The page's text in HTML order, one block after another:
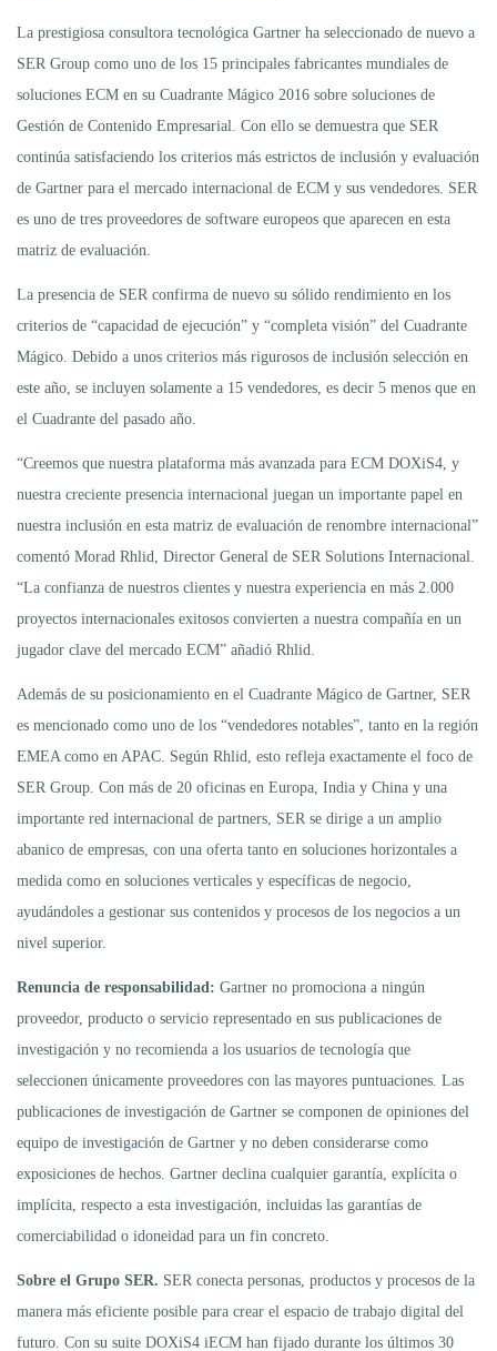
La prestigiosa consultora tecnológica Gartner ha seleccionado de nuevo a
SER Group como uno de los 15 principales fabricantes mundiales de
soluciones ECM en su Cuadrante Mágico 2016 sobre soluciones de
Gestión de Contenido Empresarial. Con ello se demuestra que SER
continúa satisfaciendo los criterios más estrictos de inclusión y evaluación
de Gartner para el mercado internacional de ECM y sus vendedores. SER
es uno de tres proveedores de software europeos que aparecen en esta
matriz de evaluación.
La presencia de SER confirma de nuevo su sólido rendimiento en los
criterios de “capacidad de ejecución” y “completa visión” del Cuadrante
Mágico. Debido a unos criterios más rigurosos de inclusión selección en
este año, se incluyen solamente a 15 vendedores, es decir 5 menos que en
el Cuadrante del pasado año.
“Creemos que nuestra plataforma más avanzada para ECM DOXiS4, y
nuestra creciente presencia internacional juegan un importante papel en
nuestra inclusión en esta matriz de evaluación de renombre internacional”
comentó Morad Rhlid, Director General de SER Solutions Internacional.
“La confianza de nuestros clientes y nuestra experiencia en más 2.000
proyectos internacionales exitosos convierten a nuestra compañía en un
jugador clave del mercado ECM” añadió Rhlid.
Además de su posicionamiento en el Cuadrante Mágico de Gartner, SER
es mencionado como uno de los “vendedores notables”, tanto en la región
EMEA como en APAC. Según Rhlid, esto refleja exactamente el foco de
SER Group. Con más de 20 oficinas en Europa, India y China y una
importante red internacional de partners, SER se dirige a un amplio
abanico de empresas, con una oferta tanto en soluciones horizontales a
medida como en soluciones verticales y específicas de negocio,
ayudándoles a gestionar sus contenidos y procesos de los negocios a un
nivel superior.
Renuncia de responsabilidad: Gartner no promociona a ningún
proveedor, producto o servicio representado en sus publicaciones de
investigación y no recomienda a los usuarios de tecnología que
seleccionen únicamente proveedores con las mayores puntuaciones. Las
publicaciones de investigación de Gartner se componen de opiniones del
equipo de investigación de Gartner y no deben considerarse como
exposiciones de hechos. Gartner declina cualquier garantía, explícita o
implícita, respecto a esta investigación, incluidas las garantías de
comerciabilidad o idoneidad para un fin concreto.
Sobre el Grupo SER. SER conecta personas, productos y procesos de la
manera más eficiente posible para crear el espacio de trabajo digital del
futuro. Con su suite DOXiS4 iECM han fijado durante los últimos 30